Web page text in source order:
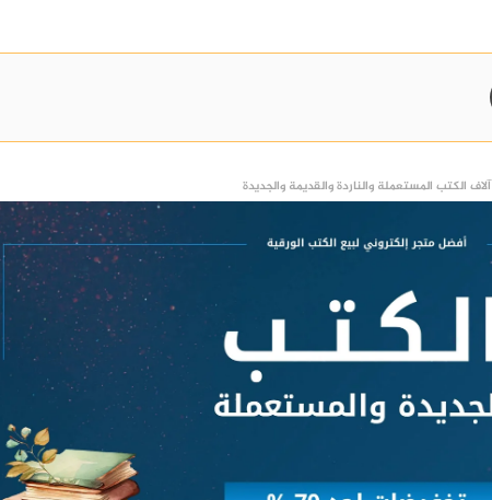
آلاف الكتب المستعملة والناردة والقديمة والجديدة